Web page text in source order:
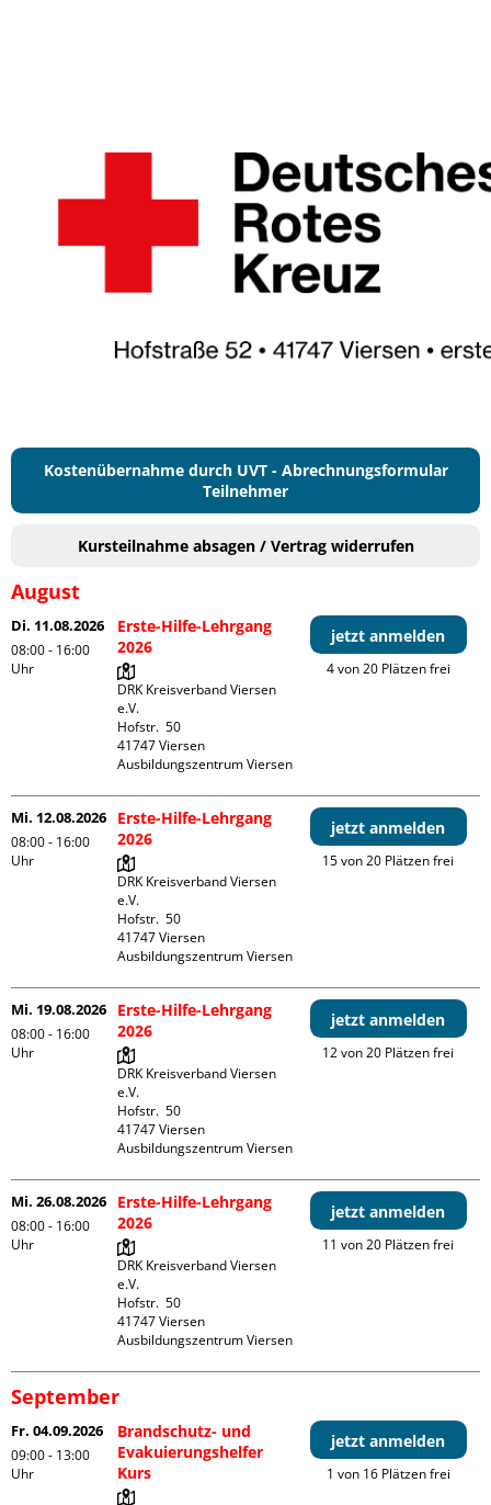
Kostenübernahme durch UVT - Abrechnungsformular
Teilnehmer
Kursteilnahme absagen / Vertrag widerrufen
August
Di. 11.08.2026
08:00 - 16:00
Uhr
Erste-Hilfe-Lehrgang
2026
DRK Kreisverband Viersen
e.V.
Hofstr.  50
41747 Viersen
Ausbildungszentrum Viersen
jetzt anmelden
4 von 20 Plätzen frei
Mi. 12.08.2026
08:00 - 16:00
Uhr
Erste-Hilfe-Lehrgang
2026
DRK Kreisverband Viersen
e.V.
Hofstr.  50
41747 Viersen
Ausbildungszentrum Viersen
jetzt anmelden
15 von 20 Plätzen frei
Mi. 19.08.2026
08:00 - 16:00
Uhr
Erste-Hilfe-Lehrgang
2026
DRK Kreisverband Viersen
e.V.
Hofstr.  50
41747 Viersen
Ausbildungszentrum Viersen
jetzt anmelden
12 von 20 Plätzen frei
Mi. 26.08.2026
08:00 - 16:00
Uhr
Erste-Hilfe-Lehrgang
2026
DRK Kreisverband Viersen
e.V.
Hofstr.  50
41747 Viersen
Ausbildungszentrum Viersen
jetzt anmelden
11 von 20 Plätzen frei
September
Fr. 04.09.2026
09:00 - 13:00
Uhr
Brandschutz- und
Evakuierungshelfer
Kurs
jetzt anmelden
1 von 16 Plätzen frei